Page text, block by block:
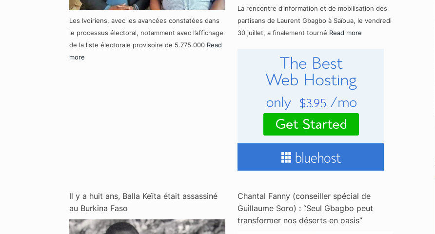
Les Ivoiriens, avec les avancées constatées dans
le processus électoral, notamment avec l’affichage
de la liste électorale provisoire de 5.775.000 Read
more
La rencontre d’information et de mobilisation des
partisans de Laurent Gbagbo à Saïoua, le vendredi
30 juillet, a finalement tourné Read more
Il y a huit ans, Balla Keïta était assassiné
au Burkina Faso
Chantal Fanny (conseiller spécial de
Guillaume Soro) : “Seul Gbagbo peut
transformer nos déserts en oasis”